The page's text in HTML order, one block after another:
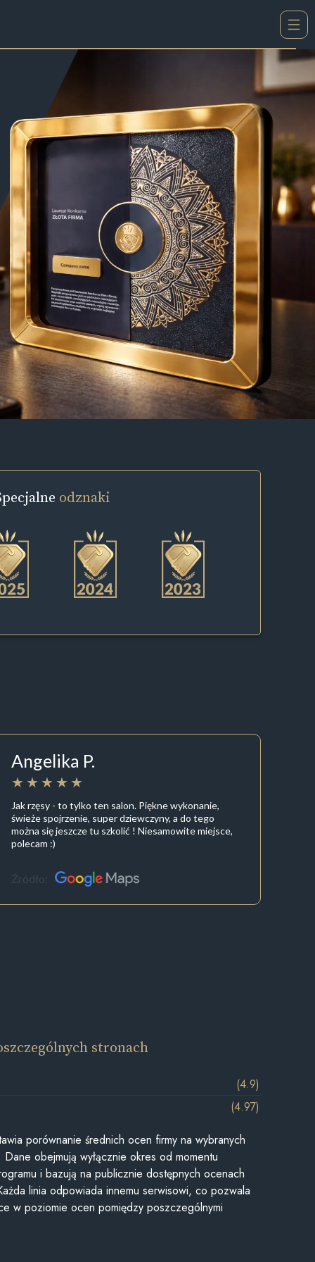
odznaki
Angelika P.
Jak rzęsy - to tylko ten salon. Piękne wykonanie,
świeże spojrzenie, super dziewczyny, a do tego
można się jeszcze tu szkolić ! Niesamowite miejsce,
polecam :)
Źródło:
stronach
(4.9)
(4.97)
porównanie średnich ocen firmy na wybranych
obejmują wyłącznie okres od momentu
i bazują na publicznie dostępnych ocenach
linia odpowiada innemu serwisowi, co pozwala
w poziomie ocen pomiędzy poszczególnymi